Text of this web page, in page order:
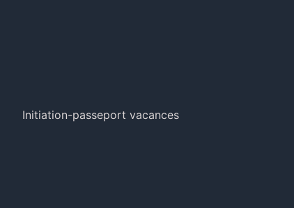
Initiation-passeport vacances